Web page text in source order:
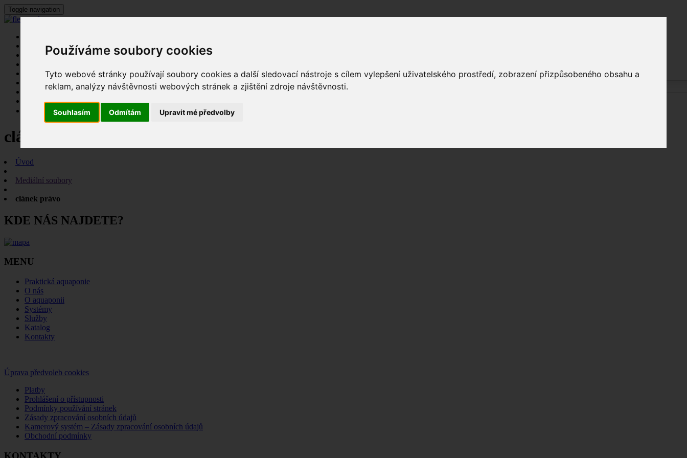
Používáme soubory cookies
Tyto webové stránky používají soubory cookies a další sledovací nástroje s cílem vylepšení uživatelského prostředí, zobrazení přizpůsobeného obsahu a
reklam, analýzy návštěvnosti webových stránek a zjištění zdroje návštěvnosti.
Souhlasím Odmítám Upravit mé předvolby
Toggle navigation
O aquaponii
Systémy
Školení
Kontakty
clánek právo
Úvod
Mediální soubory
clánek právo
KDE NÁS NAJDETE?
MENU
Praktická aquaponie
O nás
O aquaponii
Systémy
Služby
Katalog
Kontakty
Úprava předvoleb cookies
Platby
Prohlášení o přístupnosti
Podmínky používání stránek
Zásady zpracování osobních údajů
Kamerový systém – Zásady zpracování osobních údajů
Obchodní podmínky
KONTAKTY